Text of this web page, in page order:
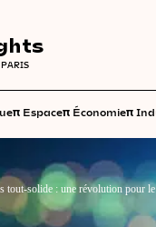
PARIS
π Espaceπ Économieπ
DE PARIS
tout-solide : une révolution pour le